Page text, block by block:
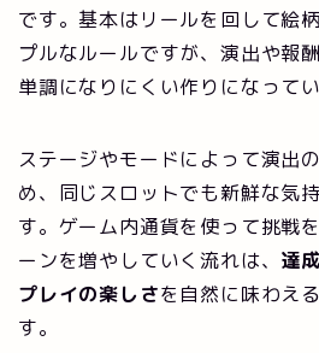
です。基本はリールを回して絵
プルなルールですが、演出や報
単調になりにくい作りになってい
ステージやモードによって演出
め、同じスロットでも新鮮な気
す。ゲーム内通貨を使って挑戦
ーンを増やしていく流れは、 達
プレイの楽しさを自然に味わえ
す。